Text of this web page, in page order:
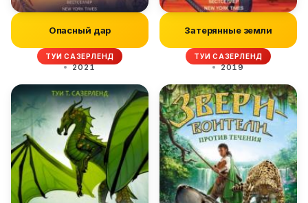
Опасный дар
ТУИ САЗЕРЛЕНД
2021
Затерянные земли
ТУИ САЗЕРЛЕНД
2019